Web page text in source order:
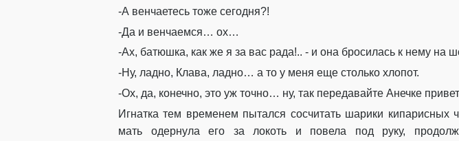
-А венчаетесь тоже сегодня?!
-Да и венчаемся… ох…
-Ах, батюшка, как же я за вас рада!.. - и она бросилась к нему на
-Ну, ладно, Клава, ладно… а то у меня еще столько хлопот.
-Ох, да, конечно, это уж точно… ну, так передавайте Анечке
Игнатка тем временем пытался сосчитать шарики кипарисных
мать
одернула его за локоть и повела под руку,